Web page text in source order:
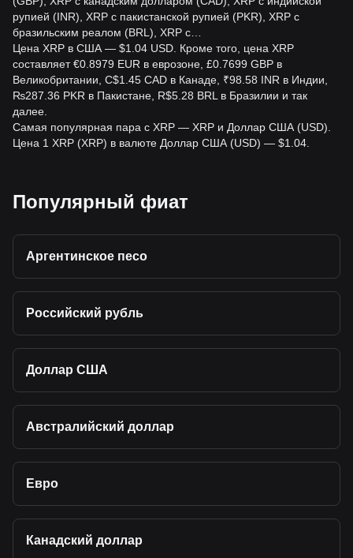
Нет. XRP — это волатильная криптовалюта, поэтому её
стоимость по отношению к доллару США может
значительно вырасти или упасть за короткий период.
Курс не является фиксированным и не гарантируется.
Как рассчитать стоимость моих активов XRP в
Умножьте свой баланс XRP на текущий курс XRP к
доллару США. Если у вас есть 500 XRP, а курс
комиссиями или налогами?
При конвертации могут взиматься торговые комиссии,
комиссии за платежи, сетевые комиссии или комиссии за
вывод средств. Налоговый режим зависит от вашей
юрисдикции и личных обстоятельств, поэтому за
консультацией обратитесь к квалифицированному
налоговому специалисту.
рупией (INR), XRP с пакистанской рупией (PKR), XRP с
бразильским реалом (BRL), XRP с…
Цена XRP в США — $1.04 USD. Кроме того, цена XRP
составляет €0.8979 EUR в еврозоне, £0.7699 GBP в
Великобритании, C$1.45 CAD в Канаде, ₹98.58 INR в Индии,
₨287.36 PKR в Пакистане, R$5.28 BRL в Бразилии и так
далее.
Самая популярная пара с XRP — XRP и Доллар США (USD).
Цена 1 XRP (XRP) в валюте Доллар США (USD) — $1.04.
Популярный фиат
Аргентинское песо
Российский рубль
Доллар США
Австралийский доллар
Евро
Канадский доллар